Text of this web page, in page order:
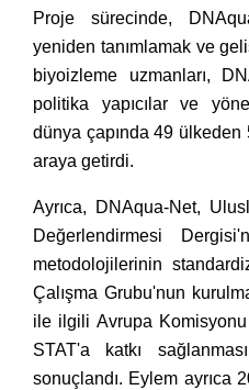
Proje sürecinde,
yeniden tanımlamak ve
biyoizleme uzmanları,
politika yapıcılar ve
dünya çapında 49 ülkeden
araya getirdi.
Ayrıca, DNAqua-Net,
Değerlendirmesi
metodolojilerinin
Çalışma Grubu'nun
ile ilgili Avrupa
STAT'a katkı
sonuçlandı. Eylem ayrıca